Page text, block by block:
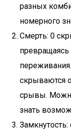
разных
номерного
Смерть: 0
превращаясь
переживания.
скрываются
срывы.
знать